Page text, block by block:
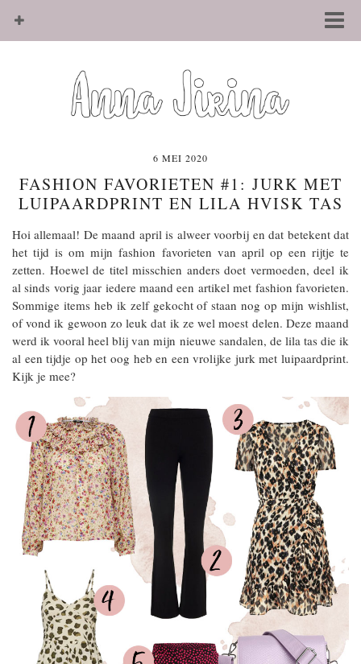
6 MEI 2020
FASHION FAVORIETEN #1: JURK MET
LUIPAARDPRINT EN LILA HVISK TAS
Hoi allemaal! De maand april is alweer voorbij en dat betekent dat
het tijd is om mijn fashion favorieten van april op een rijtje te
zetten. Hoewel de titel misschien anders doet vermoeden, deel ik
al sinds vorig jaar iedere maand een artikel met fashion favorieten.
Sommige items heb ik zelf gekocht of staan nog op mijn wishlist,
of vond ik gewoon zo leuk dat ik ze wel moest delen. Deze maand
werd ik vooral heel blij van mijn nieuwe sandalen, de lila tas die ik
al een tijdje op het oog heb en een vrolijke jurk met luipaardprint.
Kijk je mee?